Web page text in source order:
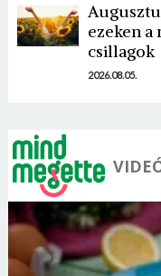
ezeken
csillagok
2026.08.05.